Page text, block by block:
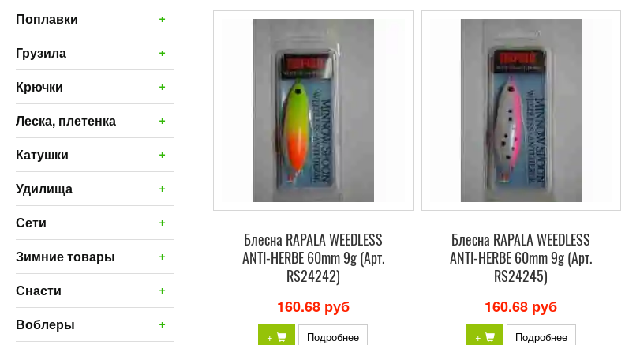
+
Поплавки
+
Грузила
+
Крючки
+
Леска, плетенка
+
Катушки
+
Удилища
+
Сети
+
Зимние товары
+
Снасти
+
Воблеры
Блесна RAPALA WEEDLESS
ANTI-HERBE 60mm 9g (Арт.
RS24242)
160.68 руб
+ Подробнее
Блесна RAPALA WEEDLESS
ANTI-HERBE 60mm 9g (Арт.
RS24245)
160.68 руб
+ Подробнее